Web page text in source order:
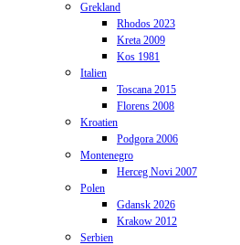
Grekland
Rhodos 2023
Kreta 2009
Kos 1981
Italien
Toscana 2015
Florens 2008
Kroatien
Podgora 2006
Montenegro
Herceg Novi 2007
Polen
Gdansk 2026
Krakow 2012
Serbien